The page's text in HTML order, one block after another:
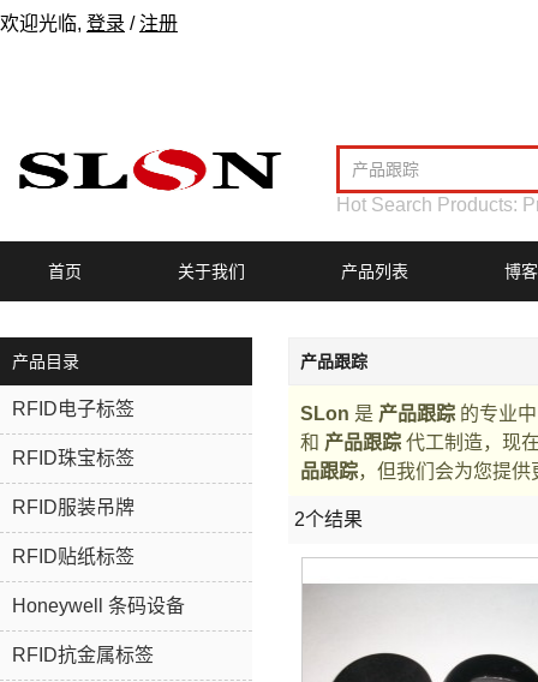
欢迎光临, 登录 / 注册
Hot Search Products:
首页 关于我们 产品列表 博客
产品目录
RFID电子标签
RFID珠宝标签
RFID服装吊牌
RFID贴纸标签
Honeywell 条码设备
RFID抗金属标签
产品跟踪
SLon 是 产品跟踪 的专业
和 产品跟踪 代工制造，现
品跟踪，但我们会为您提供
2个结果